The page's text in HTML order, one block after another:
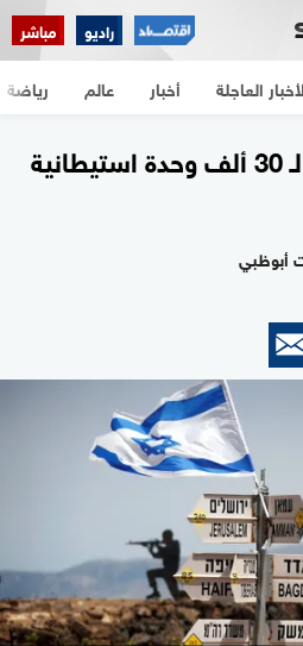
راديو مباشر
العاجلة أخبار عالم رياضة
إسرائيل تبدأ مخططا لـ 30 ألف وحدة استيطانية